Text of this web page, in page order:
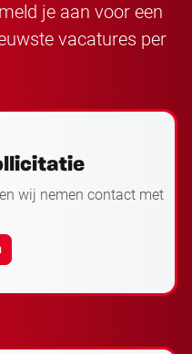
je aan voor een
vacatures per
wij nemen contact met